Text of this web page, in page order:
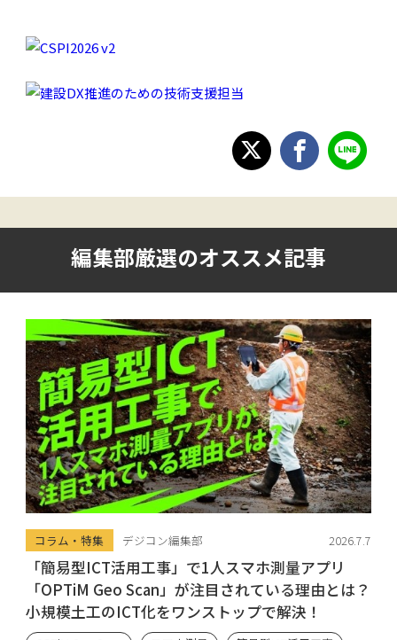
編集部厳選のオススメ記事
コラム・特集 デジコン編集部 2026.7.7
「簡易型ICT活用工事」で1人スマホ測量アプリ
「OPTiM Geo Scan」が注目されている理由とは？
小規模土工のICT化をワンストップで解決！